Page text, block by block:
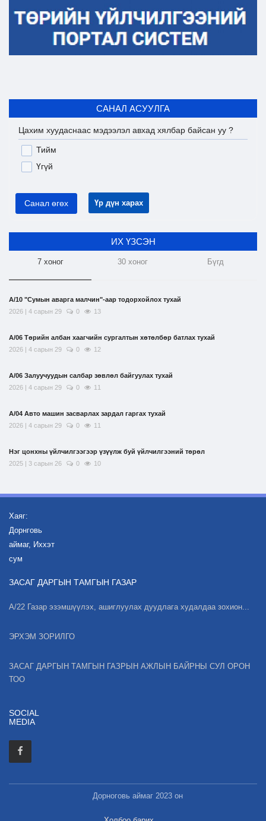
САНАЛ АСУУЛГА
Цахим хуудаснаас мэдээлэл авхад хялбар байсан уу ?
Тийм
Үгүй
Санал өгөх Үр дүн харах
ИХ ҮЗСЭН
7 хоног 30 хоног Бүгд
А/10 "Сумын аварга малчин"-аар тодорхойлох тухай
2026 | 4 сарын 29
0 13
А/06 Төрийн албан хаагчийн сургалтын хөтөлбөр батлах тухай
2026 | 4 сарын 29
0 12
А/06 Залуучуудын салбар зөвлөл байгуулах тухай
2026 | 4 сарын 29
0 11
А/04 Авто машин засварлах зардал гаргах тухай
2026 | 4 сарын 29
0 11
Нэг цонхны үйлчилгээгээр үзүүлж буй үйлчилгээний төрөл
2025 | 3 сарын 26
0 10
Хаяг:
Дорнговь
аймаг, Иххэт
сум
ЗАСАГ ДАРГЫН ТАМГЫН ГАЗАР
А/22 Газар эзэмшүүлэх, ашиглуулах дуудлага худалдаа зохион...
ЭРХЭМ ЗОРИЛГО
ЗАСАГ ДАРГЫН ТАМГЫН ГАЗРЫН АЖЛЫН БАЙРНЫ СУЛ ОРОН
ТОО
SOCIAL
MEDIA
Дорноговь аймаг 2023 он